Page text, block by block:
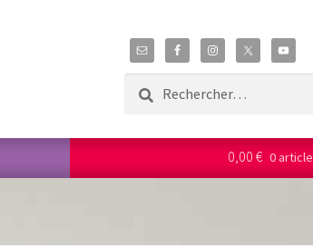
0,00 € 0 article